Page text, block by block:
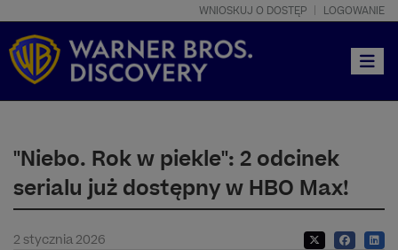
WNIOSKUJ O DOSTĘP LOGOWANIE
"Niebo. Rok w piekle": 2 odcinek
serialu już dostępny w HBO Max!
2 stycznia 2026